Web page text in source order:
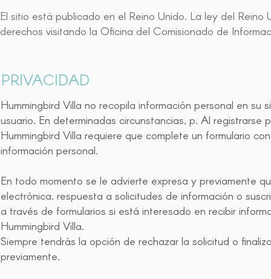
El sitio está publicado en el Reino Unido. La ley del
derechos visitando la Oficina del Comisionado de
PRIVACIDAD
Hummingbird Villa no recopila información personal en
usuario. En determinadas circunstancias, p. Al
Hummingbird Villa requiere que complete un formulario
información personal.
En todo momento se le advierte expresa y previamente
electrónica, respuesta a solicitudes de información o
a través de formularios si está interesado en recibir
Hummingbird Villa.
Siempre tendrás la opción de rechazar la solicitud o
previamente.